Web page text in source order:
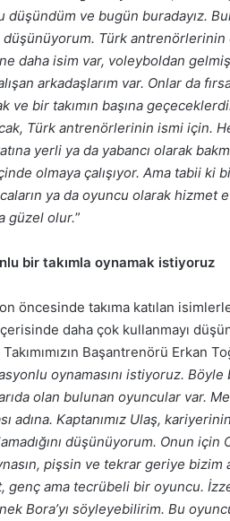
düşündüm ve bugün buradayız.
Türk antrenörlerinin
daha isim var, voleyboldan
arkadaşlarım var. Onlar da
ve bir takımın başına
Türk antrenörlerinin ismi için.
yerli ya da yabancı olarak
olmaya çalışıyor. Ama tabii ki
ya da oyuncu olarak hizmet
güzel olur.”
bir takımla oynamak istiyoruz
öncesinde takıma katılan
daha çok kullanmayı
Başantrenörü Erkan
oynamasını istiyoruz.
olan bulunan oyuncular var.
adına. Kaptanımız Ulaş,
düşünüyorum. Onun
pişsin ve tekrar geriye bizim
genç ama tecrübeli bir oyuncu.
Bora’yı söyleyebilirim. Bu